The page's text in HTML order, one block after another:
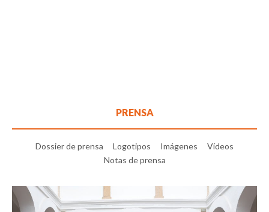
PRENSA
Dossier de prensa Logotipos Imágenes
Vídeos
Notas de prensa